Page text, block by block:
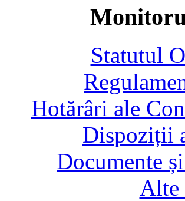
Statutul
Hotărâri ale
Dispoziții
Documente
Alte